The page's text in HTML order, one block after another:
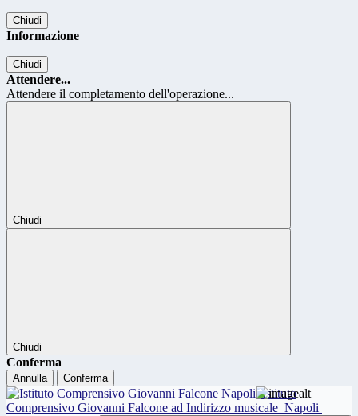
Chiudi
Informazione
Chiudi
Attendere...
Attendere il completamento dell'operazione...
Chiudi
Chiudi
Conferma
Annulla Conferma
Istituto
Comprensivo Giovanni Falcone ad Indirizzo musicale Napoli